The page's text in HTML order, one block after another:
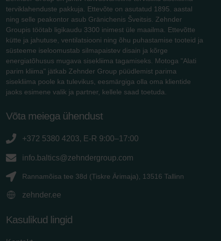
terviklahenduste pakkuja. Ettevõte on asutatud 1895. aastal
ning selle peakontor asub Gränichenis Šveitsis. Zehnder
Groupis töötab ligikaudu 3300 inimest üle maailma. Ettevõtte
kütte ja jahutuse, ventilatsiooni ning õhu puhastamise tooteid ja
süsteeme iseloomustab silmapaistev disain ja kõrge
energiatõhusus mugava sisekliima tagamiseks. Motoga "Alati
parim kliima" jätkab Zehnder Group püüdlemist parima
sisekliima poole ka tulevikus, eesmärgiga olla oma klientide
jaoks esimene valik ja partner, kellele saad toetuda.
Võta meiega ühendust
+372 5380 4203, E-R 9:00–17:00
info.baltics@zehndergroup.com
Rannamõisa tee 38d (Tiskre Ärimaja), 13516 Tallinn
zehnder.ee
Kasulikud lingid